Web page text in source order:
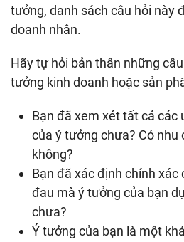
tưởng, danh sách câu hỏi này
doanh nhân.
Hãy tự hỏi bản thân những
tưởng kinh doanh hoặc sản
Bạn đã xem xét tất cả các
của ý tưởng chưa? Có nhu
không?
Bạn đã xác định chính xác
đau mà ý tưởng của bạn
chưa?
Ý tưởng của bạn là một